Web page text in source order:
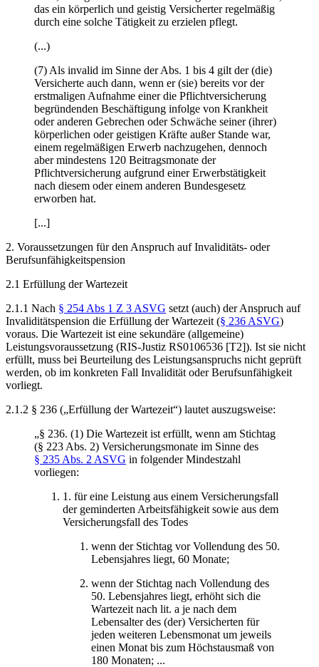
das ein körperlich und geistig Versicherter regelmäßig
durch eine solche Tätigkeit zu erzielen pflegt.
(...)
(7) Als invalid im Sinne der Abs. 1 bis 4 gilt der (die)
Versicherte auch dann, wenn er (sie) bereits vor der
erstmaligen Aufnahme einer die Pflichtversicherung
begründenden Beschäftigung infolge von Krankheit
oder anderen Gebrechen oder Schwäche seiner (ihrer)
körperlichen oder geistigen Kräfte außer Stande war,
einem regelmäßigen Erwerb nachzugehen, dennoch
aber mindestens 120 Beitragsmonate der
Pflichtversicherung aufgrund einer Erwerbstätigkeit
nach diesem oder einem anderen Bundesgesetz
erworben hat.
[...]
2. Voraussetzungen für den Anspruch auf Invaliditäts- oder
Berufsunfähigkeitspension
2.1 Erfüllung der Wartezeit
2.1.1 Nach § 254 Abs 1 Z 3 ASVG setzt (auch) der Anspruch auf
Invaliditätspension die Erfüllung der Wartezeit (§ 236 ASVG)
voraus. Die Wartezeit ist eine sekundäre (allgemeine)
Leistungsvoraussetzung (RIS-Justiz RS0106536 [T2]). Ist sie nicht
erfüllt, muss bei Beurteilung des Leistungsanspruchs nicht geprüft
werden, ob im konkreten Fall Invalidität oder Berufsunfähigkeit
vorliegt.
2.1.2 § 236 („Erfüllung der Wartezeit“) lautet auszugsweise:
„§ 236. (1) Die Wartezeit ist erfüllt, wenn am Stichtag
(§ 223 Abs. 2) Versicherungsmonate im Sinne des
§ 235 Abs. 2 ASVG in folgender Mindestzahl
vorliegen:
1. für eine Leistung aus einem Versicherungsfall
der geminderten Arbeitsfähigkeit sowie aus dem
Versicherungsfall des Todes
wenn der Stichtag vor Vollendung des 50.
Lebensjahres liegt, 60 Monate;
wenn der Stichtag nach Vollendung des
50. Lebensjahres liegt, erhöht sich die
Wartezeit nach lit. a je nach dem
Lebensalter des (der) Versicherten für
jeden weiteren Lebensmonat um jeweils
einen Monat bis zum Höchstausmaß von
180 Monaten; ...